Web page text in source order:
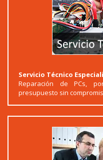
Servicio Técnico
Reparación de PCs,
presupuesto sin